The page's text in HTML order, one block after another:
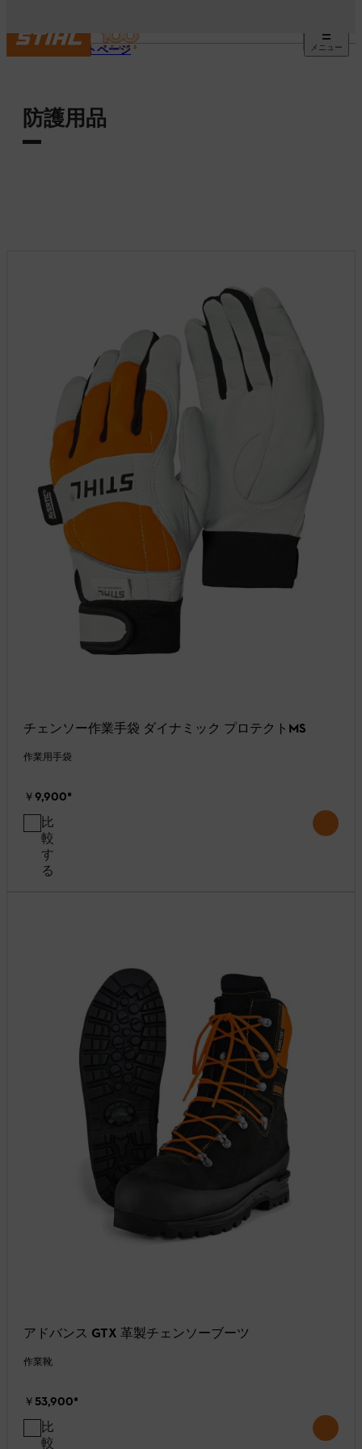
メニュー
スタートページ
防護用品
チェンソー作業手袋 ダイナミック プロテクトMS
作業用手袋
￥9,900*
比
較
す
る
アドバンス GTX 革製チェンソーブーツ
作業靴
￥53,900*
比
較